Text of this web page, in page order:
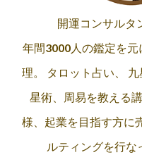
開運コンサルタ
年間3000人の鑑定を
理。 タロット占い、
星術、周易を教える
様、起業を目指す方に
ルティングを行な